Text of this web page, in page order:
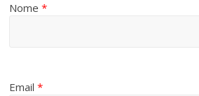
Nome*
Email*